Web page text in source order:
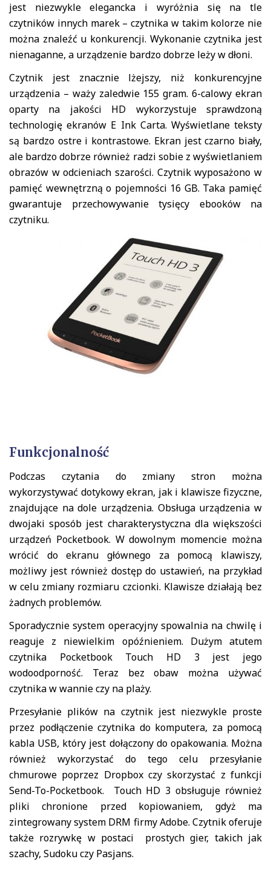
jest niezwykle elegancka i wyróżnia się na tle
czytników innych marek – czytnika w takim kolorze nie
można znaleźć u konkurencji. Wykonanie czytnika jest
nienaganne, a urządzenie bardzo dobrze leży w dłoni.
Czytnik jest znacznie lżejszy, niż konkurencyjne
urządzenia – waży zaledwie 155 gram. 6-calowy ekran
oparty na jakości HD wykorzystuje sprawdzoną
technologię ekranów E Ink Carta. Wyświetlane teksty
są bardzo ostre i kontrastowe. Ekran jest czarno biały,
ale bardzo dobrze również radzi sobie z wyświetlaniem
obrazów w odcieniach szarości. Czytnik wyposażono w
pamięć wewnętrzną o pojemności 16 GB. Taka pamięć
gwarantuje przechowywanie tysięcy ebooków na
czytniku.
Funkcjonalność
Podczas czytania do zmiany stron można
wykorzystywać dotykowy ekran, jak i klawisze fizyczne,
znajdujące na dole urządzenia. Obsługa urządzenia w
dwojaki sposób jest charakterystyczna dla większości
urządzeń Pocketbook. W dowolnym momencie można
wrócić do ekranu głównego za pomocą klawiszy,
możliwy jest również dostęp do ustawień, na przykład
w celu zmiany rozmiaru czcionki. Klawisze działają bez
żadnych problemów.
Sporadycznie system operacyjny spowalnia na chwilę i
reaguje z niewielkim opóźnieniem. Dużym atutem
czytnika Pocketbook Touch HD 3 jest jego
wodoodporność. Teraz bez obaw można używać
czytnika w wannie czy na plaży.
Przesyłanie plików na czytnik jest niezwykle proste
przez podłączenie czytnika do komputera, za pomocą
kabla USB, który jest dołączony do opakowania. Można
również wykorzystać do tego celu przesyłanie
chmurowe poprzez Dropbox czy skorzystać z funkcji
Send-To-Pocketbook. Touch HD 3 obsługuje również
pliki chronione przed kopiowaniem, gdyż ma
zintegrowany system DRM firmy Adobe. Czytnik oferuje
także rozrywkę w postaci prostych gier, takich jak
szachy, Sudoku czy Pasjans.